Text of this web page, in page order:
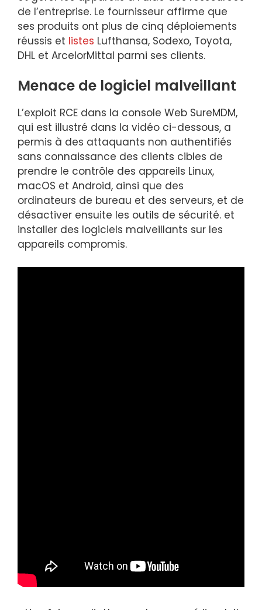
de l’entreprise. Le fournisseur affirme que
ses produits ont plus de cinq déploiements
réussis et listes Lufthansa, Sodexo, Toyota,
DHL et ArcelorMittal parmi ses clients.
Menace de logiciel malveillant
L’exploit RCE dans la console Web SureMDM,
qui est illustré dans la vidéo ci-dessous, a
permis à des attaquants non authentifiés
sans connaissance des clients cibles de
prendre le contrôle des appareils Linux,
macOS et Android, ainsi que des
ordinateurs de bureau et des serveurs, et de
désactiver ensuite les outils de sécurité. et
installer des logiciels malveillants sur les
appareils compromis.